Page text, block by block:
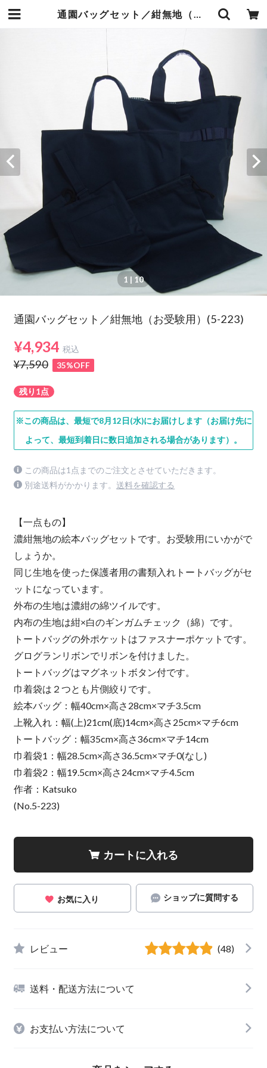
通園バッグセット／紺無地（お受験用）(5-223) | 手づくりうふい
1 | 10
通園バッグセット／紺無地（お受験用）(5-223)
¥4,934 税込
¥7,590 35%OFF
残り1点
※この商品は、最短で8月12日(水)にお届けします（お届け先に
よって、最短到着日に数日追加される場合があります）。
この商品は1点までのご注文とさせていただきます。
別途送料がかかります。 送料を確認する
【一点もの】
濃紺無地の絵本バッグセットです。お受験用にいかがで
しょうか。
同じ生地を使った保護者用の書類入れトートバッグがセ
ットになっています。
外布の生地は濃紺の綿ツイルです。
内布の生地は紺×白のギンガムチェック（綿）です。
トートバッグの外ポケットはファスナーポケットです。
グログランリボンでリボンを付けました。
トートバッグはマグネットボタン付です。
巾着袋は２つとも片側絞りです。
絵本バッグ：幅40cm×高さ28cm×マチ3.5cm
上靴入れ：幅(上)21cm(底)14cm×高さ25cm×マチ6cm
トートバッグ：幅35cm×高さ36cm×マチ14cm
巾着袋1：幅28.5cm×高さ36.5cm×マチ0(なし)
巾着袋2：幅19.5cm×高さ24cm×マチ4.5cm
作者：Katsuko
(No.5-223)
カートに入れる
お気に入り ショップに質問する
レビュー (48)
送料・配送方法について
お支払い方法について